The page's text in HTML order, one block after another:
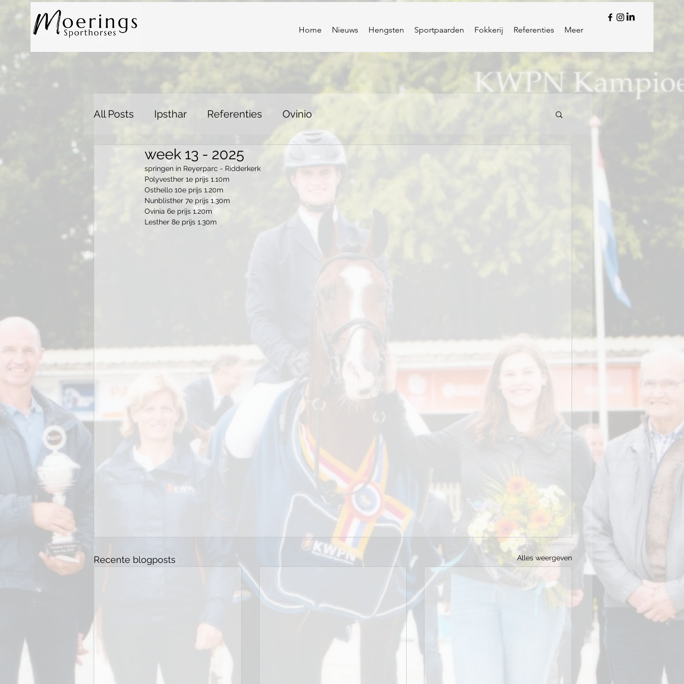
Home Nieuws Hengsten Sportpaarden Fokkerij Referenties Meer
All Posts Ipsthar Referenties Ovinio
week 13 - 2025
springen in Reyerparc - Ridderkerk
Polyvesther 1e prijs 1.10m
Osthello 10e prijs 1.20m
Nunblisther 7e prijs 1.30m
Ovinia 6e prijs 1.20m
Lesther 8e prijs 1.30m
Recente blogposts Alles weergeven